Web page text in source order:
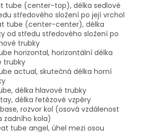
tube (center-top), délka sedlové
středového složení po její vrchol
tube (center-center), délka
od středu středového složení po
trubky
horizontal, horizontální délka
trubky
actual, skutečná délka horní
délka hlavové trubky
délka řetězové vzpěry
rozvor kol (osová vzdálenost
zadního kola)
tube angel, úhel mezi osou